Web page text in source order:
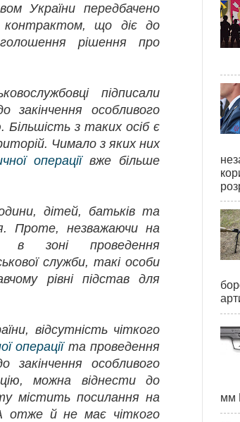
України передбачено
контрактом, що діє до
рішення про
підписали
закінчення особливого
Більшість з таких осіб є
Чимало з яких них
операціївже більше
дітей, батьків та
Проте, незважаючи на
в зоні проведення
служби, такі особи
рівні підстав для
відсутність чіткого
операціїта проведення
закінчення особливого
можна віднести до
містить посилання на
отже й не має чіткого
мм